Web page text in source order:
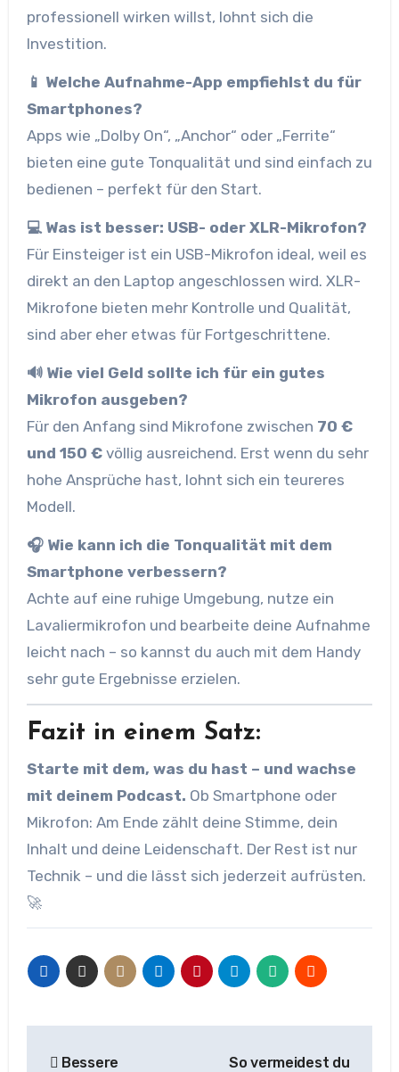
professionell wirken willst, lohnt sich die
Investition.
📱 Welche Aufnahme-App empfiehlst du für
Smartphones?
Apps wie „Dolby On“, „Anchor“ oder „Ferrite“
bieten eine gute Tonqualität und sind einfach zu
bedienen – perfekt für den Start.
💻 Was ist besser: USB- oder XLR-Mikrofon?
Für Einsteiger ist ein USB-Mikrofon ideal, weil es
direkt an den Laptop angeschlossen wird. XLR-
Mikrofone bieten mehr Kontrolle und Qualität,
sind aber eher etwas für Fortgeschrittene.
🔊 Wie viel Geld sollte ich für ein gutes
Mikrofon ausgeben?
Für den Anfang sind Mikrofone zwischen 70 €
und 150 €völlig ausreichend. Erst wenn du sehr
hohe Ansprüche hast, lohnt sich ein teureres
Modell.
🎧 Wie kann ich die Tonqualität mit dem
Smartphone verbessern?
Achte auf eine ruhige Umgebung, nutze ein
Lavaliermikrofon und bearbeite deine Aufnahme
leicht nach – so kannst du auch mit dem Handy
sehr gute Ergebnisse erzielen.
Fazit in einem Satz:
Starte mit dem, was du hast – und wachse
mit deinem Podcast. Ob Smartphone oder
Mikrofon: Am Ende zählt deine Stimme, dein
Inhalt und deine Leidenschaft. Der Rest ist nur
Technik – und die lässt sich jederzeit aufrüsten.
🚀
Bessere
So vermeidest du